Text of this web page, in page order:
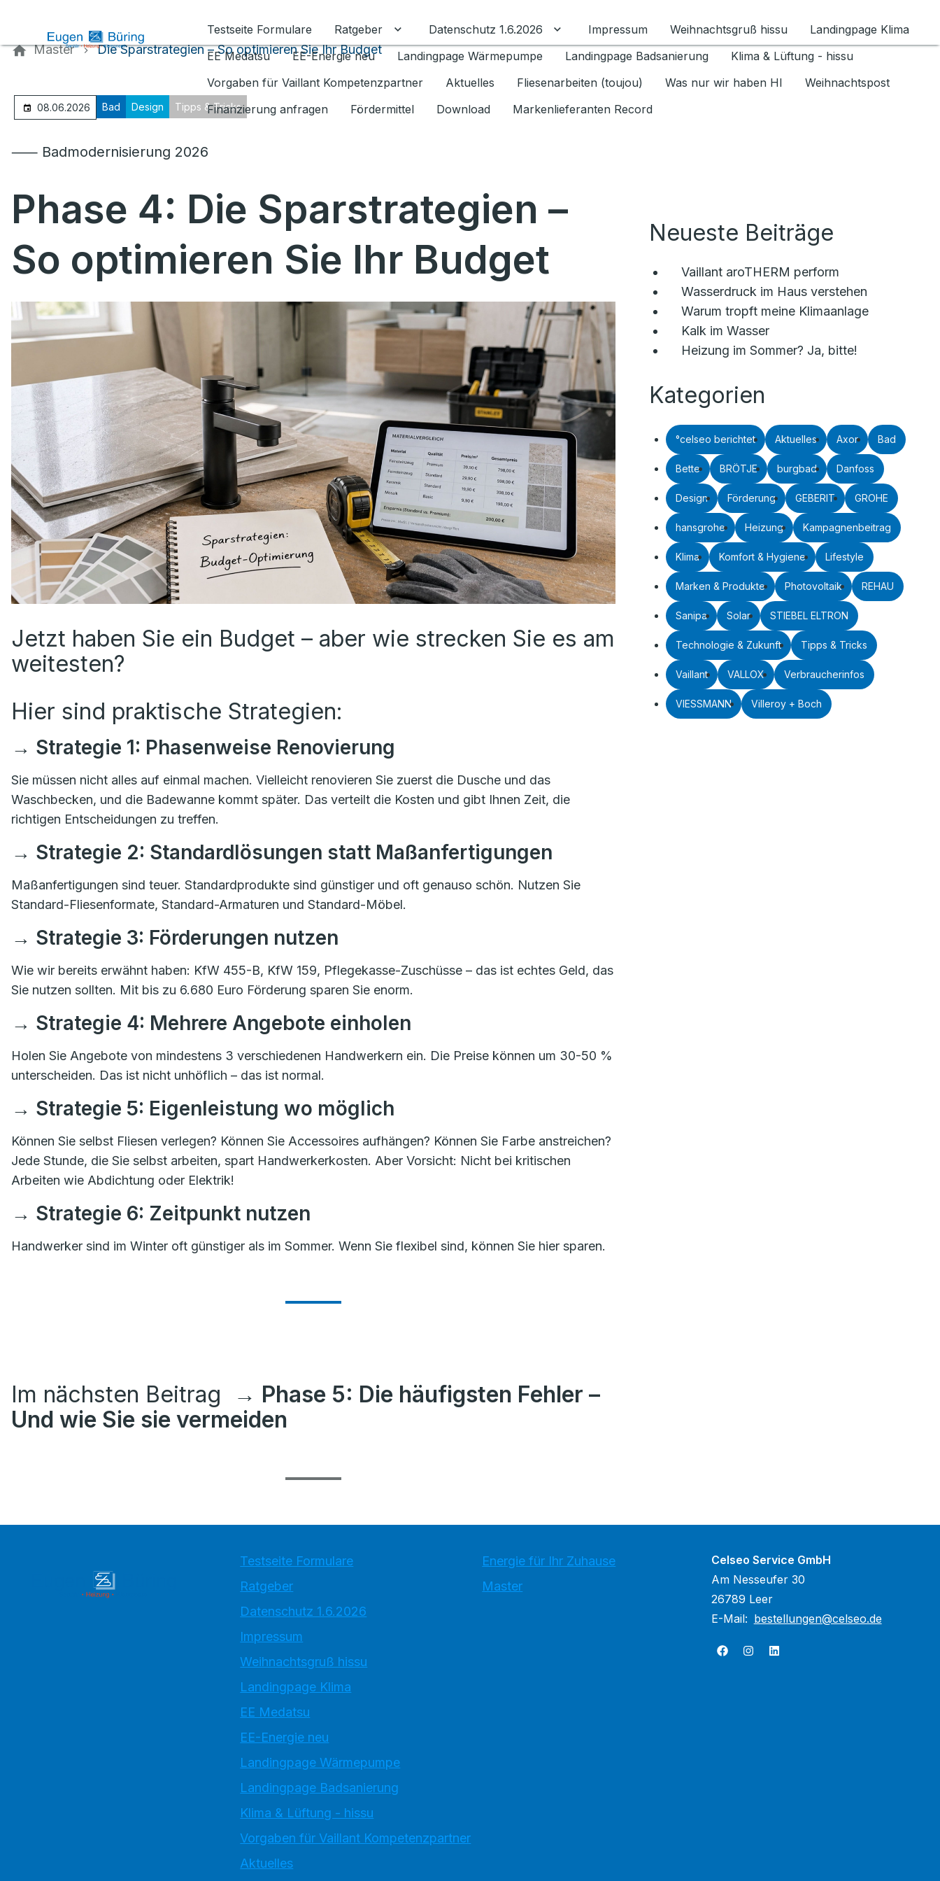
Testseite Formulare
Ratgeber Untermenü für Ratgeber umschalten
Datenschutz 1.6.2026 Untermenü für Datenschutz 1.6.2026 umschalten
Impressum Weihnachtsgruß hissu
Landingpage Klima
EE Medatsu
EE-Energie neu Landingpage Wärmepumpe Landingpage Badsanierung
Klima & Lüftung - hissu
Vorgaben für Vaillant Kompetenzpartner
Aktuelles Fliesenarbeiten (toujou) Was nur wir haben HI
Weihnachtspost
Finanzierung anfragen
Fördermittel Download Markenlieferanten Record
Master Die Sparstrategien – So optimieren Sie Ihr Budget
08.06.2026 Bad Design Tipps & Tricks
⸺ Badmodernisierung 2026
Phase 4: Die Sparstrategien –
So optimieren Sie Ihr Budget
Jetzt haben Sie ein Budget – aber wie strecken Sie es am
weitesten?
Hier sind praktische Strategien:
→ Strategie 1: Phasenweise Renovierung
Sie müssen nicht alles auf einmal machen. Vielleicht renovieren Sie zuerst die Dusche und das
Waschbecken, und die Badewanne kommt später. Das verteilt die Kosten und gibt Ihnen Zeit, die
richtigen Entscheidungen zu treffen.
→ Strategie 2: Standardlösungen statt Maßanfertigungen
Maßanfertigungen sind teuer. Standardprodukte sind günstiger und oft genauso schön. Nutzen Sie
Standard-Fliesenformate, Standard-Armaturen und Standard-Möbel.
→ Strategie 3: Förderungen nutzen
Wie wir bereits erwähnt haben: KfW 455-B, KfW 159, Pflegekasse-Zuschüsse – das ist echtes Geld, das
Sie nutzen sollten. Mit bis zu 6.680 Euro Förderung sparen Sie enorm.
→ Strategie 4: Mehrere Angebote einholen
Holen Sie Angebote von mindestens 3 verschiedenen Handwerkern ein. Die Preise können um 30-50 %
unterscheiden. Das ist nicht unhöflich – das ist normal.
→ Strategie 5: Eigenleistung wo möglich
Können Sie selbst Fliesen verlegen? Können Sie Accessoires aufhängen? Können Sie Farbe anstreichen?
Jede Stunde, die Sie selbst arbeiten, spart Handwerkerkosten. Aber Vorsicht: Nicht bei kritischen
Arbeiten wie Abdichtung oder Elektrik!
→ Strategie 6: Zeitpunkt nutzen
Handwerker sind im Winter oft günstiger als im Sommer. Wenn Sie flexibel sind, können Sie hier sparen.
Im nächsten Beitrag
→ Phase 5: Die häufigsten Fehler –
Und wie Sie sie vermeiden
Neueste Beiträge
Vaillant aroTHERM perform
Wasserdruck im Haus verstehen
Warum tropft meine Klimaanlage
Kalk im Wasser
Heizung im Sommer? Ja, bitte!
Kategorien
°celseo berichtet Aktuelles Axor Bad
Bette BRÖTJE burgbad Danfoss
Design Förderung GEBERIT GROHE
hansgrohe Heizung Kampagnenbeitrag
Klima Komfort & Hygiene Lifestyle
Marken & Produkte Photovoltaik REHAU
Sanipa Solar STIEBEL ELTRON
Technologie & Zukunft Tipps & Tricks
Vaillant VALLOX Verbraucherinfos
VIESSMANN Villeroy + Boch
Testseite Formulare
Ratgeber
Datenschutz 1.6.2026
Impressum
Weihnachtsgruß hissu
Landingpage Klima
EE Medatsu
EE-Energie neu
Landingpage Wärmepumpe
Landingpage Badsanierung
Klima & Lüftung - hissu
Vorgaben für Vaillant Kompetenzpartner
Aktuelles
Energie für Ihr Zuhause
Master
Celseo Service GmbH
Am Nesseufer 30
26789 Leer
E-Mail: bestellungen@celseo.de